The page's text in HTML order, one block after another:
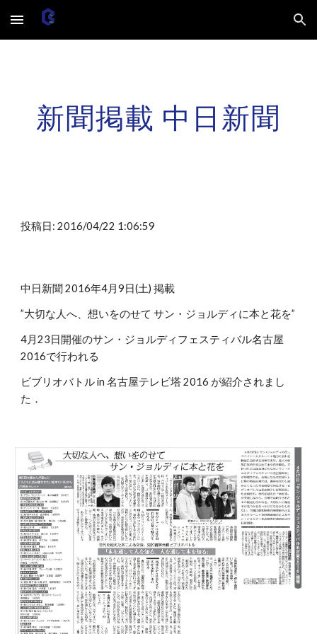
Skip to main content Skip to navigation
新聞掲載 中日新聞
投稿日: 2016/04/22 1:06:59
中日新聞 2016年4月9日(土) 掲載
”大切な人へ、想いをのせて サン・ジョルディに本と花を”
4月23日開催のサン・ジョルディフェスティバル名古屋
2016で行われる
ビブリオバトル in 名古屋テレビ塔 2016 が紹介されまし
た．